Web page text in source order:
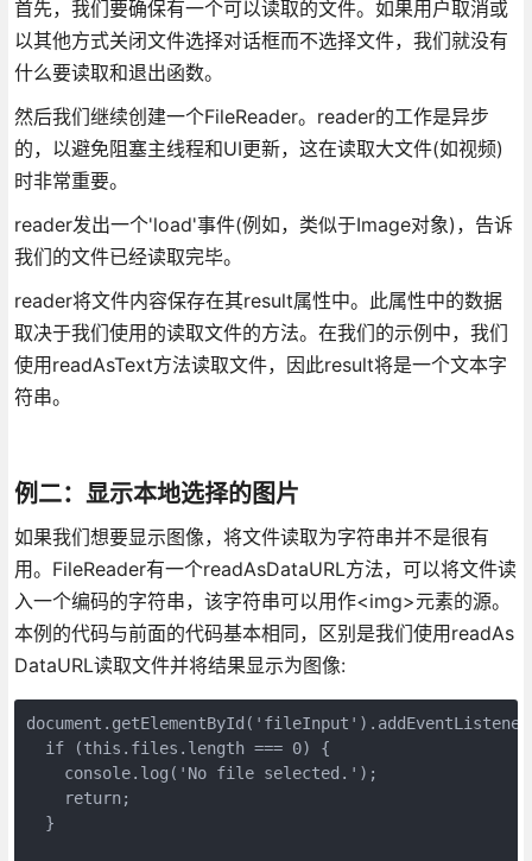
首先，我们要确保有一个可以读取的文件。如果用户取消或
以其他方式关闭文件选择对话框而不选择文件，我们就没有
什么要读取和退出函数。
然后我们继续创建一个FileReader。reader的工作是异步
的，以避免阻塞主线程和UI更新，这在读取大文件(如视频)
时非常重要。
reader发出一个'load'事件(例如，类似于Image对象)，告诉
我们的文件已经读取完毕。
reader将文件内容保存在其result属性中。此属性中的数据
取决于我们使用的读取文件的方法。在我们的示例中，我们
使用readAsText方法读取文件，因此result将是一个文本字
符串。
例二：显示本地选择的图片
如果我们想要显示图像，将文件读取为字符串并不是很有
用。FileReader有一个readAsDataURL方法，可以将文件读
入一个编码的字符串，该字符串可以用作<img>元素的源。
本例的代码与前面的代码基本相同，区别是我们使用readAs
DataURL读取文件并将结果显示为图像:
  if (this.files.length === 0) {
    console.log('No file selected.');
    return;
  }